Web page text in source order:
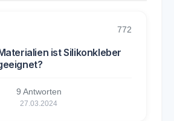
772
ist Silikonkleber
9 Antworten
27.03.2024